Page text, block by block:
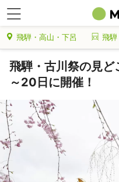
飛騨・高山・下呂 飛騨
飛騨・古川祭の見
～20日に開催！